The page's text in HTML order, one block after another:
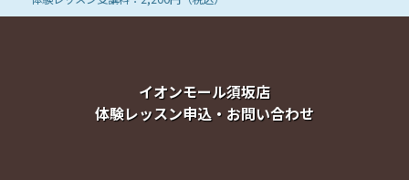
イオンモール須坂店
体験レッスン申込・お問い合わせ